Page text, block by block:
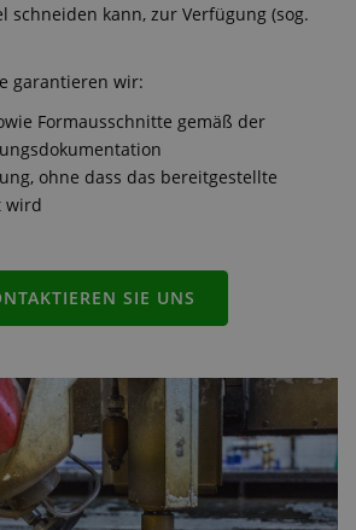
schneiden kann, zur Verfügung (sog.
garantieren wir:
Formausschnitte gemäß der
ohne dass das bereitgestellte
wird
SIE UNS